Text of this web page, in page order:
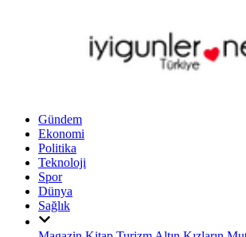
Gündem
Ekonomi
Politika
Teknoloji
Spor
Dünya
Sağlık